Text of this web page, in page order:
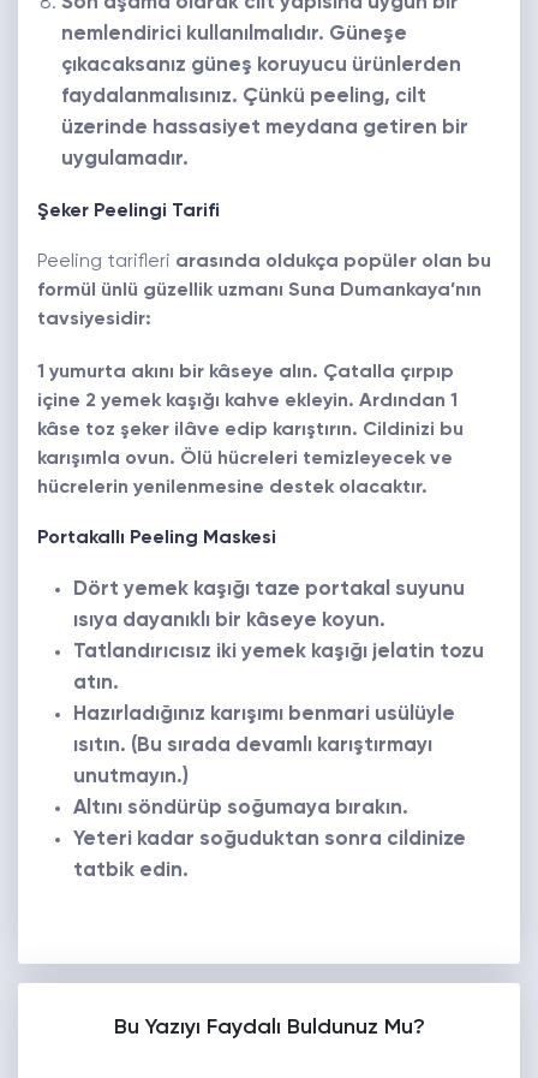
nemlendirici kullanılmalıdır. Güneşe
çıkacaksanız güneş koruyucu ürünlerden
faydalanmalısınız. Çünkü peeling, cilt
üzerinde hassasiyet meydana getiren bir
uygulamadır.
Şeker Peelingi Tarifi
Peeling tarifleri arasında oldukça popüler olan bu
formül ünlü güzellik uzmanı Suna Dumankaya’nın
tavsiyesidir:
1 yumurta akını bir kâseye alın. Çatalla çırpıp
içine 2 yemek kaşığı kahve ekleyin. Ardından 1
kâse toz şeker ilâve edip karıştırın. Cildinizi bu
karışımla ovun. Ölü hücreleri temizleyecek ve
hücrelerin yenilenmesine destek olacaktır.
Portakallı Peeling Maskesi
Dört yemek kaşığı taze portakal suyunu
ısıya dayanıklı bir kâseye koyun.
Tatlandırıcısız iki yemek kaşığı jelatin tozu
atın.
Hazırladığınız karışımı benmari usülüyle
ısıtın. (Bu sırada devamlı karıştırmayı
unutmayın.)
Altını söndürüp soğumaya bırakın.
Yeteri kadar soğuduktan sonra cildinize
tatbik edin.
Bu Yazıyı Faydalı Buldunuz Mu?